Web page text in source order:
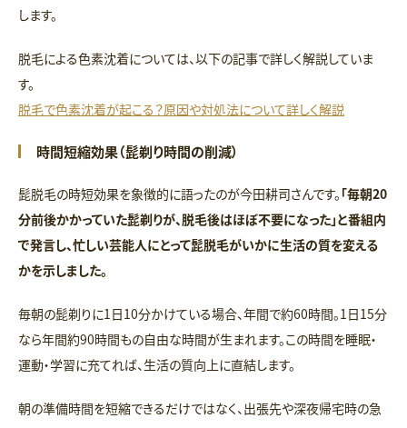
します。
脱毛による色素沈着については、以下の記事で詳しく解説していま
す。
脱毛で色素沈着が起こる？原因や対処法について詳しく解説
時間短縮効果（髭剃り時間の削減）
髭脱毛の時短効果を象徴的に語ったのが今田耕司さんです。 「毎朝20
分前後かかっていた髭剃りが、脱毛後はほぼ不要になった」と番組内
で発言し、忙しい芸能人にとって髭脱毛がいかに生活の質を変える
かを示しました。
毎朝の髭剃りに1日10分かけている場合、年間で約60時間。1日15分
なら年間約90時間もの自由な時間が生まれます。この時間を睡眠・
運動・学習に充てれば、生活の質向上に直結します。
朝の準備時間を短縮できるだけではなく、出張先や深夜帰宅時の急